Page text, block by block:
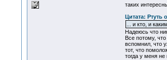
таких
Цитата: Ртуть
... и кто, и
Надеюсь что
Все потому,
вспомнил, что
тот, что
тогда у меня